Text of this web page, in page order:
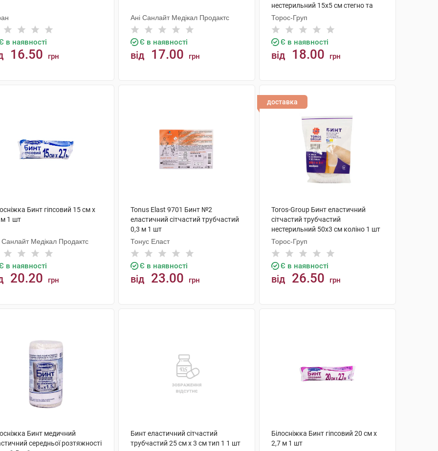
в наявності
16.50 грн
Ані Санлайт Медікал Продактс
Є в наявності
від 17.00 грн
нестерильний 15х5 см стегно та
голова 1 шт
Торос-Груп
Є в наявності
від 18.00 грн
Бинт гіпсовий 15 см х
м 1 шт
Санлайт Медікал Продактс
в наявності
20.20 грн
Tonus Elast 9701 Бинт №2
еластичний сітчастий трубчастий
0,3 м 1 шт
Тонус Еласт
Є в наявності
від 23.00 грн
доставка
Toros-Group Бинт еластичний
сітчастий трубчастий
нестерильний 50х3 см коліно 1 шт
Торос-Груп
Є в наявності
від 26.50 грн
Бинт медичний
середньої розтяжності
Бинт еластичний сітчастий
трубчастий 25 см х 3 см тип 1 1 шт
Білосніжка Бинт гіпсовий 20 см х
2,7 м 1 шт